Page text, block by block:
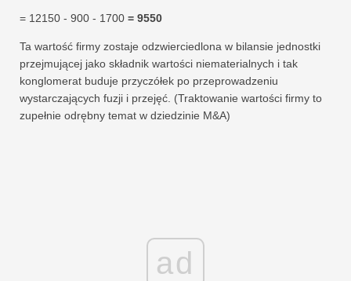
= 12150 - 900 - 1700 = 9550
Ta wartość firmy zostaje odzwierciedlona w bilansie jednostki
przejmującej jako składnik wartości niematerialnych i tak
konglomerat buduje przyczółek po przeprowadzeniu
wystarczających fuzji i przejęć. (Traktowanie wartości firmy to
zupełnie odrębny temat w dziedzinie M&A)
ad